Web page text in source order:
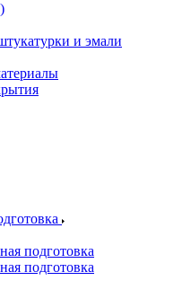
и эмали
подготовка
подготовка